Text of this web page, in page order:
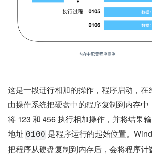
这是一段进行相加的操作，程序启动，在
由操作系统把硬盘中的程序复制到内存中
将 123 和 456 执行相加操作，并将结果输
地址 0100 是程序运行的起始位置。
把程序从硬盘复制到内存后，会将程序计